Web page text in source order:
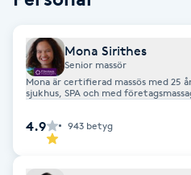
Hälsa
Hälsprickor
IPL
Mona Sirithes
Senior massör
Mona är certifierad massös med 25
sjukhus, SPA och med
och benmassage, gravidmassage,
4.9 943 betyg